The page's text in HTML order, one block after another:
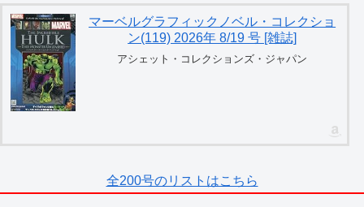
マーベルグラフィックノベル・コレクショ
ン(119) 2026年 8/19 号 [雑誌]
アシェット・コレクションズ・ジャパン
全200号のリストはこちら